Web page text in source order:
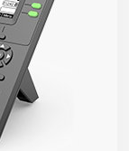
黑白液...
20G)
仅P20G）
网络会议
动/自动）
线控耳麦